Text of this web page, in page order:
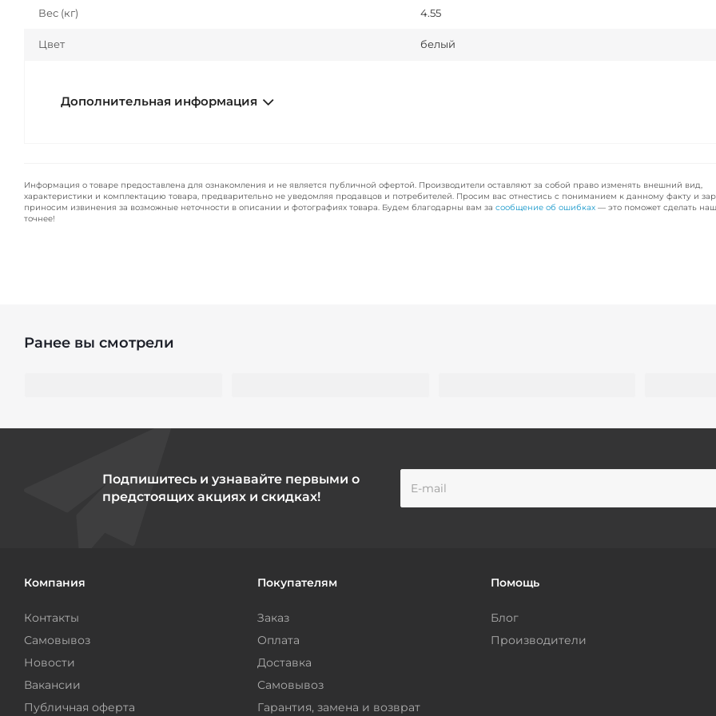
Вес (кг) 4.55
Цвет белый
Дополнительная информация
Информация о товаре предоставлена для ознакомления и не является публичной офертой. Производители оставляют за собой право изменять внешний вид,
характеристики и комплектацию товара, предварительно не уведомляя продавцов и потребителей. Просим вас отнестись с пониманием к данному факту и
приносим извинения за возможные неточности в описании и фотографиях товара. Будем благодарны вам за сообщение об ошибках — это поможет сделать
точнее!
Ранее вы смотрели
Подпишитесь и узнавайте первыми о
предстоящих акциях и скидках!
Компания
Контакты
Самовывоз
Новости
Вакансии
Публичная оферта
Покупателям
Заказ
Оплата
Доставка
Самовывоз
Гарантия, замена и возврат
Помощь
Блог
Производители